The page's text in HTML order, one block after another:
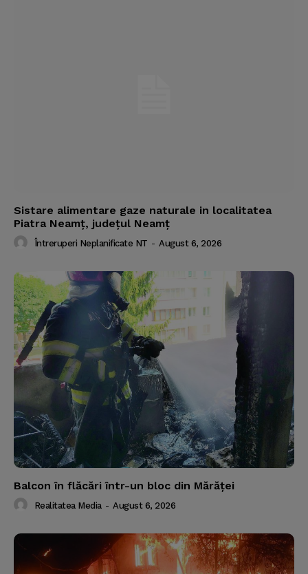
Sistare alimentare gaze naturale in localitatea
Piatra Neamț, județul Neamț
Întreruperi Neplanificate NT - August 6, 2026
Balcon în flăcări într-un bloc din Mărăţei
Realitatea Media - August 6, 2026